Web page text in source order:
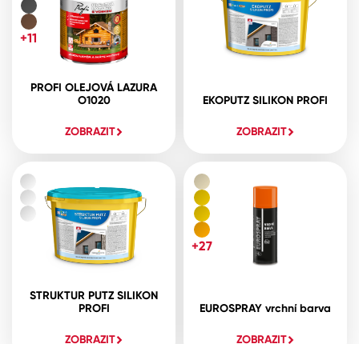
PROFI OLEJOVÁ LAZURA
O1020
ZOBRAZIT
+11
EKOPUTZ SILIKON PROFI
ZOBRAZIT
STRUKTUR PUTZ SILIKON
PROFI
ZOBRAZIT
EUROSPRAY vrchní barva
ZOBRAZIT
+27